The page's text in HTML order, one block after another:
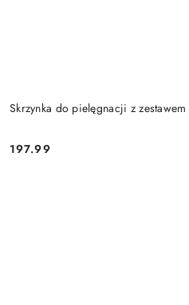
Skrzynka do pielęgnacji z
Cena:
197.99